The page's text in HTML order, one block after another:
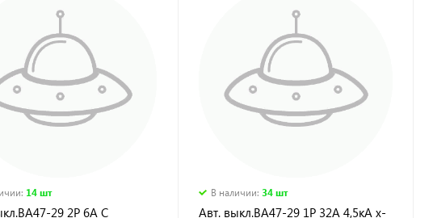
: 14 шт
29 2Р 6А С
В наличии: 34 шт
Авт. выкл.ВА47-29 1Р 32А 4,5кА х-